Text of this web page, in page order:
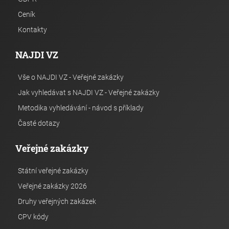
Ceník
Kontakty
NAJDI VZ
Vše o NAJDI VZ - Veřejné zakázky
Jak vyhledávat s NAJDI VZ - Veřejné zakázky
Metodika vyhledávání - návod s příklady
Časté dotazy
Veřejné zakázky
Státní veřejné zakázky
Veřejné zakázky 2026
Druhy veřejných zakázek
CPV kódy